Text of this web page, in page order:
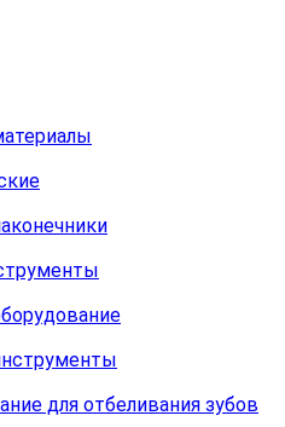
для отбеливания зубов